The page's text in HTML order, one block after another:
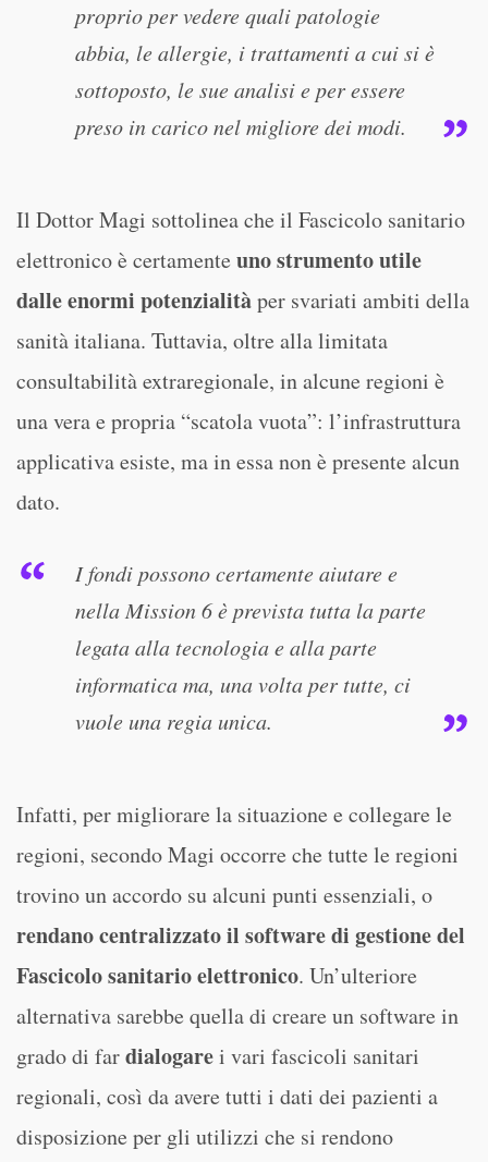
proprio per vedere quali patologie
abbia, le allergie, i trattamenti a cui si è
sottoposto, le sue analisi e per essere
preso in carico nel migliore dei modi.
Il Dottor Magi sottolinea che il Fascicolo sanitario
elettronico è certamente uno strumento utile
dalle enormi potenzialitàper svariati ambiti della
sanità italiana. Tuttavia, oltre alla limitata
consultabilità extraregionale, in alcune regioni è
una vera e propria “scatola vuota”: l’infrastruttura
applicativa esiste, ma in essa non è presente alcun
dato.
I fondi possono certamente aiutare e
nella Mission 6 è prevista tutta la parte
legata alla tecnologia e alla parte
informatica ma, una volta per tutte, ci
vuole una regia unica.
Infatti, per migliorare la situazione e collegare le
regioni, secondo Magi occorre che tutte le regioni
trovino un accordo su alcuni punti essenziali, o
rendano centralizzato il software di gestione del
Fascicolo sanitario elettronico. Un’ulteriore
alternativa sarebbe quella di creare un software in
grado di fardialogarei vari fascicoli sanitari
regionali, così da avere tutti i dati dei pazienti a
disposizione per gli utilizzi che si rendono